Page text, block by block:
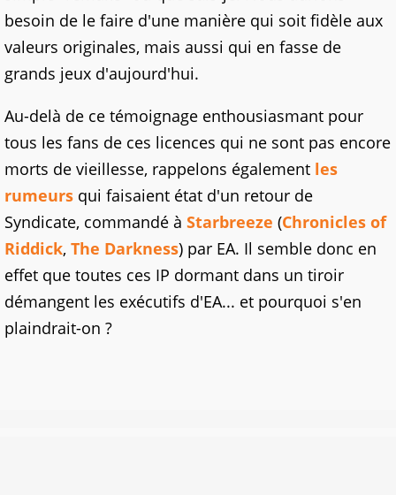
besoin de le faire d'une manière qui soit fidèle aux
valeurs originales, mais aussi qui en fasse de
grands jeux d'aujourd'hui.
Au-delà de ce témoignage enthousiasmant pour
tous les fans de ces licences qui ne sont pas encore
morts de vieillesse, rappelons également les
rumeurs qui faisaient état d'un retour de
Syndicate, commandé à Starbreeze (Chronicles of
Riddick, The Darkness) par EA. Il semble donc en
effet que toutes ces IP dormant dans un tiroir
démangent les exécutifs d'EA... et pourquoi s'en
plaindrait-on ?